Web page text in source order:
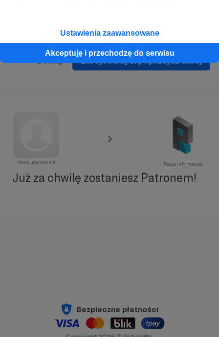
Ustawienia zaawansowane
Akceptuję i przechodzę do serwisu
Zarejestruj się i przejdź dalej
Nowy użytkownik Pasja informatyki
Już za chwilę zostaniesz Patronem!
Bezpieczne płatności